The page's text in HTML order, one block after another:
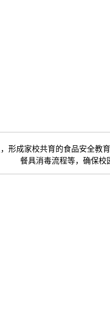
成家校共育的食品安全教
餐具消毒流程等，确保校